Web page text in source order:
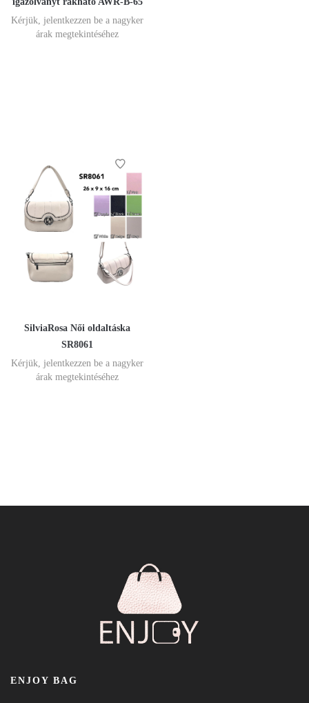
Kérjük, jelentkezzen be a nagyker
árak megtekintéséhez
SilviaRosa Női oldaltáska
SR8061
Kérjük, jelentkezzen be a nagyker
árak megtekintéséhez
ENJOY BAG